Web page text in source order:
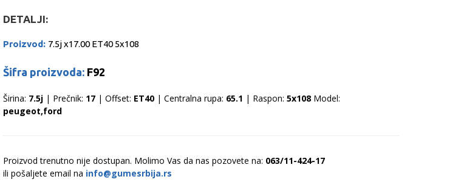
DETALJI:
Proizvod: 7.5j x17.00 ET40 5x108
Šifra proizvoda: F92
Širina: 7.5j| Prečnik: 17| Offset: ET40| Centralna rupa: 65.1 | Raspon: 5x108Model:
peugeot,ford
Proizvod trenutno nije dostupan. Molimo Vas da nas pozovete na: 063/11-424-17
ili pošaljete email na info@gumesrbija.rs